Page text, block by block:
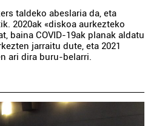
taldeko abeslaria da, eta
2020ak «diskoa aurkezteko
baina COVID-19ak planak aldatu
jarraitu dute, eta 2021
ari dira buru-belarri.